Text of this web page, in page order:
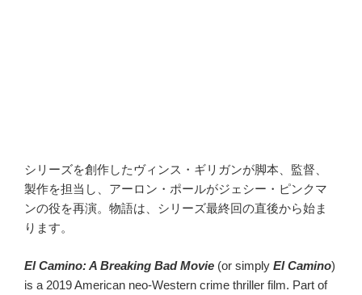
シリーズを創作したヴィンス・ギリガンが脚本、監督、
製作を担当し、アーロン・ポールがジェシー・ピンクマ
ンの役を再演。物語は、シリーズ最終回の直後から始ま
ります。
El Camino: A Breaking Bad Movie (or simply El Camino)
is a 2019 American neo-Western crime thriller film. Part of